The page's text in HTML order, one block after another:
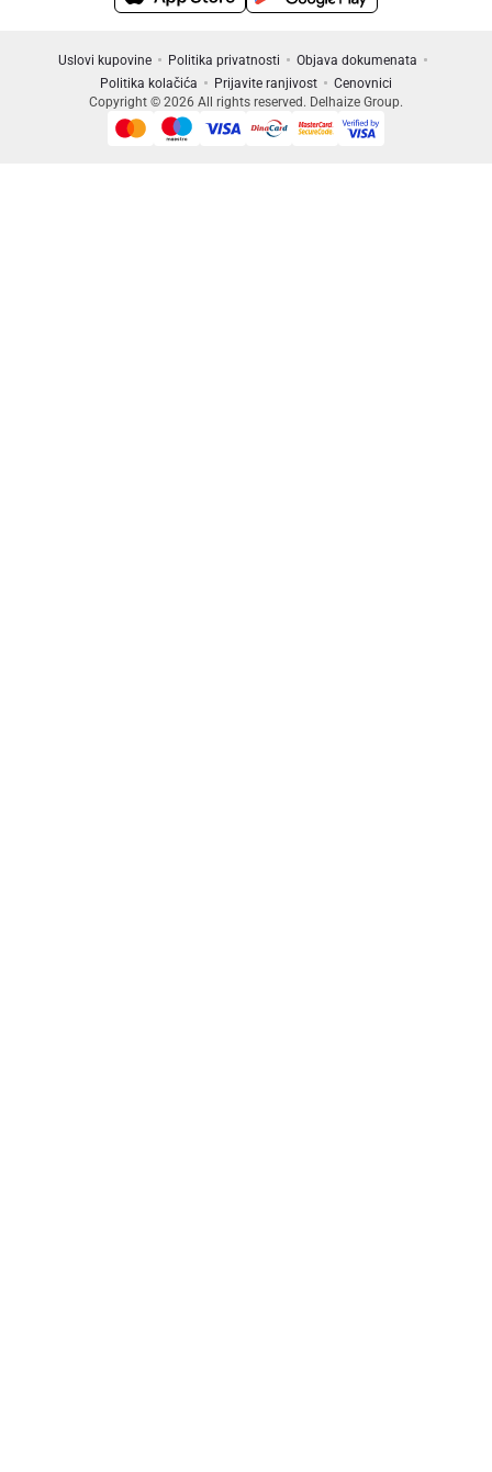
Uslovi kupovine Politika privatnosti
Objava dokumenata
Politika kolačića
Prijavite ranjivost
Cenovnici
Copyright © 2026 All rights reserved. Delhaize Group.